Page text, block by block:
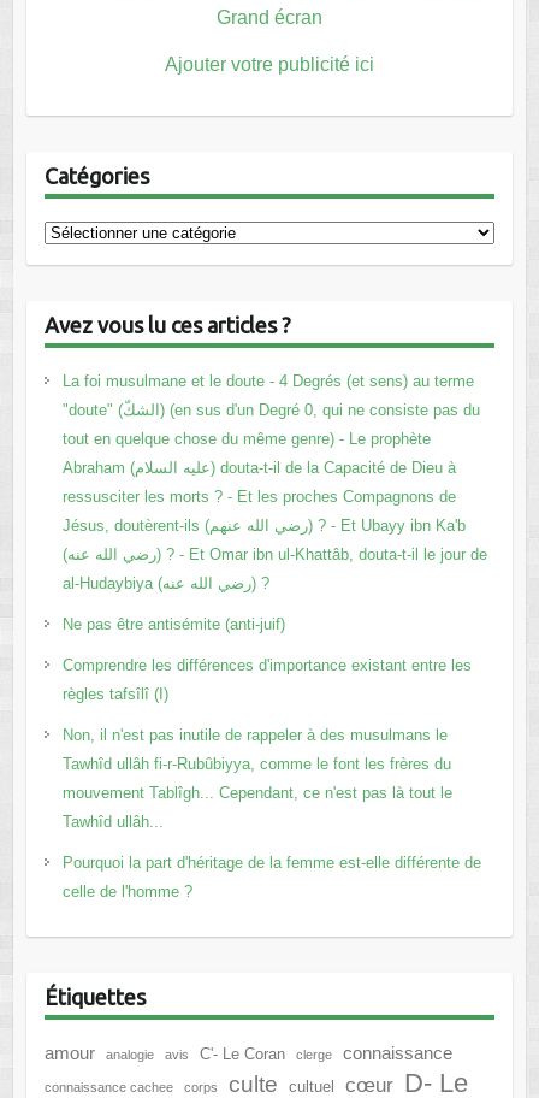
Ajouter votre publicité ici
Catégories
Catégories
Avez vous lu ces articles ?
La foi musulmane et le doute - 4 Degrés (et sens) au terme
"doute" (الشكّ) (en sus d'un Degré 0, qui ne consiste pas du
tout en quelque chose du même genre) - Le prophète
Abraham (عليه السلام) douta-t-il de la Capacité de Dieu à
ressusciter les morts ? - Et les proches Compagnons de
Jésus, doutèrent-ils (رضي الله عنهم) ? - Et Ubayy ibn Ka'b
(رضي الله عنه) ? - Et Omar ibn ul-Khattâb, douta-t-il le jour de
al-Hudaybiya (رضي الله عنه) ?
Ne pas être antisémite (anti-juif)
Comprendre les différences d'importance existant entre les
règles tafsîlî (I)
Non, il n'est pas inutile de rappeler à des musulmans le
Tawhîd ullâh fi-r-Rubûbiyya, comme le font les frères du
mouvement Tablîgh... Cependant, ce n'est pas là tout le
Tawhîd ullâh...
Pourquoi la part d'héritage de la femme est-elle différente de
celle de l'homme ?
Étiquettes
amour analogie avis C'- Le Coran clerge connaissance
connaissance cachee corps culte cultuel cœur D- Le